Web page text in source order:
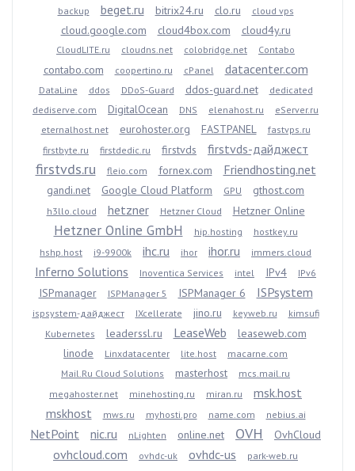
backup beget.ru bitrix24.ru clo.ru cloud vps
cloud.google.com cloud4box.com cloud4y.ru
CloudLITE.ru cloudns.net colobridge.net Contabo
contabo.com coopertino.ru cPanel datacenter.com
DataLine ddos DDoS-Guard ddos-guard.net
dedicated
dediserve.com
DigitalOcean DNS elenahost.ru
eServer.ru
eternalhost.net
eurohoster.org FASTPANEL
fastvps.ru
firstbyte.ru
firstdedic.ru firstvds firstvds-дайджест
firstvds.ru fleio.com fornex.com Friendhosting.net
gandi.net Google Cloud Platform GPU gthost.com
h3llo.cloud hetzner Hetzner Cloud Hetzner Online
Hetzner Online GmbH hip.hosting
hostkey.ru
hshp.host
i9-9900k ihc.ru ihor ihor.ru immers.cloud
Inferno Solutions Inoventica Services intel IPv4 IPv6
ISPmanager ISPManager 5 ISPManager 6 ISPsystem
ispsystem-дайджест IXcellerate jino.ru keyweb.ru
kimsufi
Kubernetes
leaderssl.ru LeaseWeb
leaseweb.com
linode
Linxdatacenter lite.host
macarne.com
Mail.Ru Cloud Solutions
masterhost
mcs.mail.ru
megahoster.net
minehosting.ru miran.ru
msk.host
mskhost
mws.ru myhosti.pro name.com nebius.ai
NetPoint nic.ru nLighten online.net OVH OvhCloud
ovhcloud.com ovhdc-uk ovhdc-us
park-web.ru